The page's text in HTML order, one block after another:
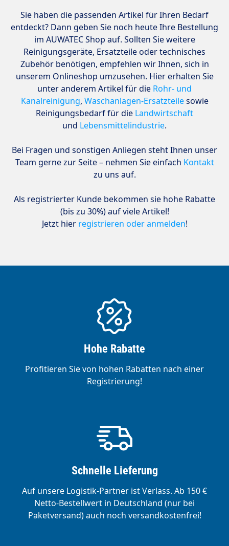
Sie haben die passenden Artikel für Ihren Bedarf
entdeckt? Dann geben Sie noch heute Ihre Bestellung
im AUWATEC Shop auf. Sollten Sie weitere
Reinigungsgeräte, Ersatzteile oder technisches
Zubehör benötigen, empfehlen wir Ihnen, sich in
unserem Onlineshop umzusehen. Hier erhalten Sie
unter anderem Artikel für die Rohr- und
Kanalreinigung, Waschanlagen-Ersatzteilesowie
Reinigungsbedarf für die Landwirtschaft
und Lebensmittelindustrie.
Bei Fragen und sonstigen Anliegen steht Ihnen unser
Team gerne zur Seite – nehmen Sie einfach Kontakt
zu uns auf.
Als registrierter Kunde bekommen sie hohe Rabatte
(bis zu 30%) auf viele Artikel!
Jetzt hier registrieren oder anmelden!
Hohe Rabatte
Profitieren Sie von hohen Rabatten nach einer
Registrierung!
Schnelle Lieferung
Auf unsere Logistik-Partner ist Verlass. Ab 150 €
Netto-Bestellwert in Deutschland (nur bei
Paketversand) auch noch versandkostenfrei!